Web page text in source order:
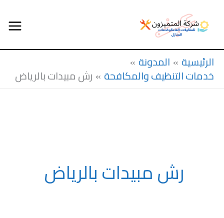
تخطي
إلى
المحتوى
الرئيسية المدونة
خدمات التنظيف والمكافحة رش مبيدات بالرياض
رش مبيدات بالرياض